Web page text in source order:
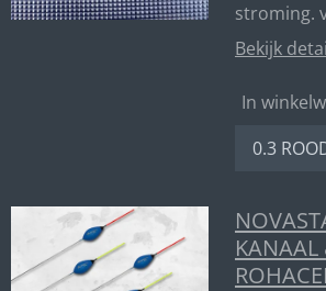
stroming.
Bekijk
In
KANAAL